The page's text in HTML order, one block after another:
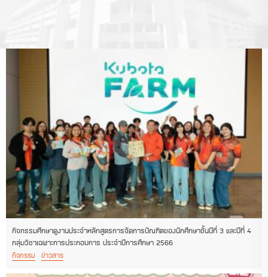
กิจกรรมศึกษาดูงานประจำหลักสูตรการจัดการบัณฑิตของนักศึกษาชั้นปีที่ 3 และปีที่ 4
กลุ่มวิชาเฉพาะการประกอบการ ประจำปีการศึกษา 2566
กิจกรรม ข่าวสาร